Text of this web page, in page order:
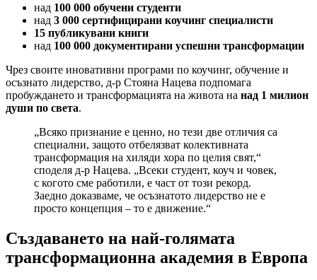
над 100 000 обучени студенти
над 3 000 сертифицирани коучинг специалисти
15 публикувани книги
над 100 000 документирани успешни трансформации
Чрез своите иновативни програми по коучинг, обучение и
осъзнато лидерство, д-р Стояна Нацева подпомага
пробуждането и трансформацията на живота на над 1 милион
души по света.
„Всяко признание е ценно, но тези две отличия са
специални, защото отбелязват колективната
трансформация на хиляди хора по целия свят,“
споделя д-р Нацева. „Всеки студент, коуч и човек,
с когото сме работили, е част от този рекорд.
Заедно доказваме, че осъзнатото лидерство не е
просто концепция – то е движение.“
Създаването на най-голямата
трансформационна академия в Европа